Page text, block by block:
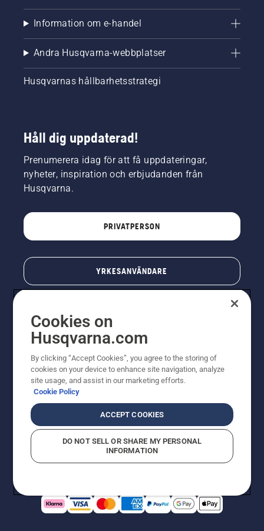
Information om e-handel
Andra Husqvarna-webbplatser
Husqvarnas hållbarhetsstrategi
Håll dig uppdaterad!
Prenumerera idag för att få uppdateringar,
nyheter, inspiration och erbjudanden från
Husqvarna.
PRIVATPERSON
YRKESANVÄNDARE
© Husqvarna AB (publ). All rights reserved. Priserna
som visas är rekommenderade cirkapriser. Alla angivna
priser är rekommenderade försäljningspriser (inkl.
moms) om inte produkten är tillgänglig för direkt köp.
CookiepolicyAnvändningsvillkor Sekretessmeddelande
Rapportera misstänkta överträdelser
Cookies on
Husqvarna.com
By clicking “Accept Cookies”, you agree to the storing of
cookies on your device to enhance site navigation, analyze
site usage, and assist in our marketing efforts.
Cookie Policy
ACCEPT COOKIES
DO NOT SELL OR SHARE MY PERSONAL
INFORMATION